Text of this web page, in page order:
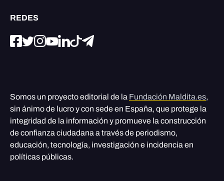
REDES
Somos un proyecto editorial de la Fundación Maldita.es,
sin ánimo de lucro y con sede en España, que protege la
integridad de la información y promueve la construcción
de confianza ciudadana a través de periodismo,
educación, tecnología, investigación e incidencia en
políticas públicas.